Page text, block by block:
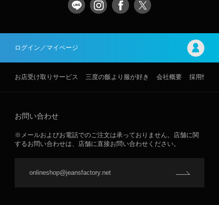
ログイン／マイページ
お店受け取りサービス 三度の飯より服が好き 会社概要 採用情報
お問い合わせ
※メールおよびお電話でのご注文は承っておりません。店舗に関
するお問い合わせは、店舗に直接お問い合わせください。
onlineshop@jeansfactory.net